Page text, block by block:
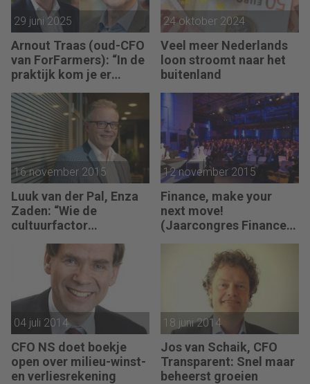
29 juni 2025
Arnout Traas (oud-CFO
van ForFarmers): “In de
praktijk kom je er
niet altijd betekent dat
je ook gelijk krijgt.”
24 oktober 2024
Veel meer Nederlands
loon stroomt naar het
buitenland
16 november 2015
Luuk van der Pal, Enza
Zaden: “Wie de
cultuurfactor
bietenbrug op”
12 november 2015
Finance, make your
next move!
(Jaarcongres Finance
04 juli 2014
CFO NS doet boekje
open over milieu-winst-
en verliesrekening
18 juni 2014
Jos van Schaik, CFO
Transparent: Snel maar
beheerst groeien